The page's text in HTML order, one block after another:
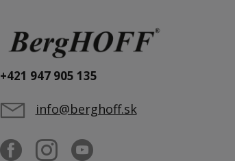
+421 947 905 135
info@berghoff.sk